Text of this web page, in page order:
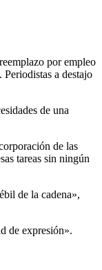
por empleo
a destajo
de una
de las
tareas sin ningún
de la cadena»,
de expresión».